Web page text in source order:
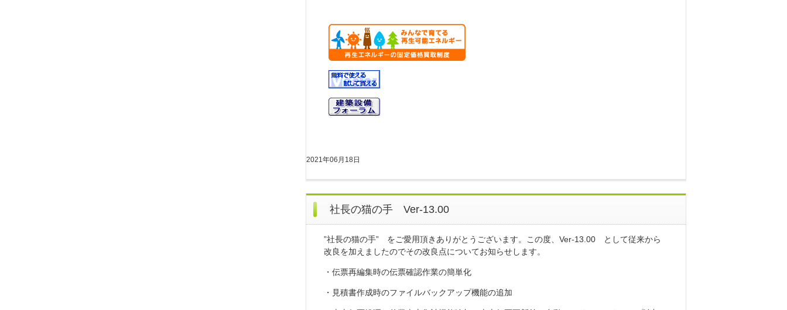
2021年06月18日
社長の猫の手 Ver-13.00
”社長の猫の手” をご愛用頂きありがとうございます。この度、Ver-13.00 として従来から
改良を加えましたのでその改良点についてお知らせします。
・伝票再編集時の伝票確認作業の簡単化
・見積書作成時のファイルバックアップ機能の追加